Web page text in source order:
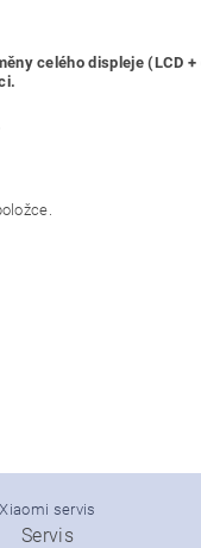
celého displeje (LCD
Xiaomi servis
Servis